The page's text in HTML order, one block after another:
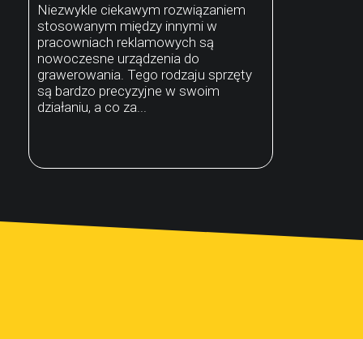
Niezwykle ciekawym rozwiązaniem
stosowanym między innymi w
pracowniach reklamowych są
nowoczesne urządzenia do
grawerowania. Tego rodzaju sprzęty
są bardzo precyzyjne w swoim
działaniu, a co za...